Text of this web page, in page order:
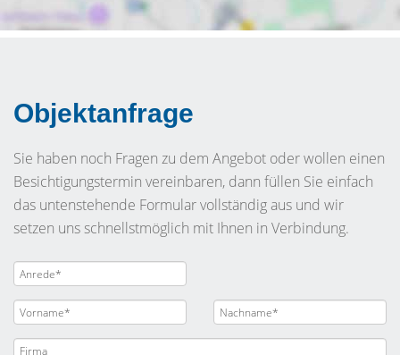
Objektanfrage
Sie haben noch Fragen zu dem Angebot oder wollen einen
Besichtigungstermin vereinbaren, dann füllen Sie einfach
das untenstehende Formular vollständig aus und wir
setzen uns schnellstmöglich mit Ihnen in Verbindung.